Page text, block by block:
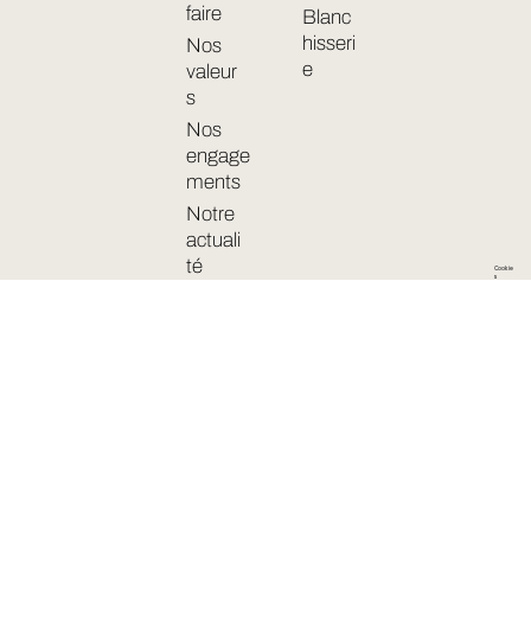
faire
Nos
valeur
s
Nos
engage
ments
Notre
actuali
té
Blanc
hisseri
e
Cookie
s